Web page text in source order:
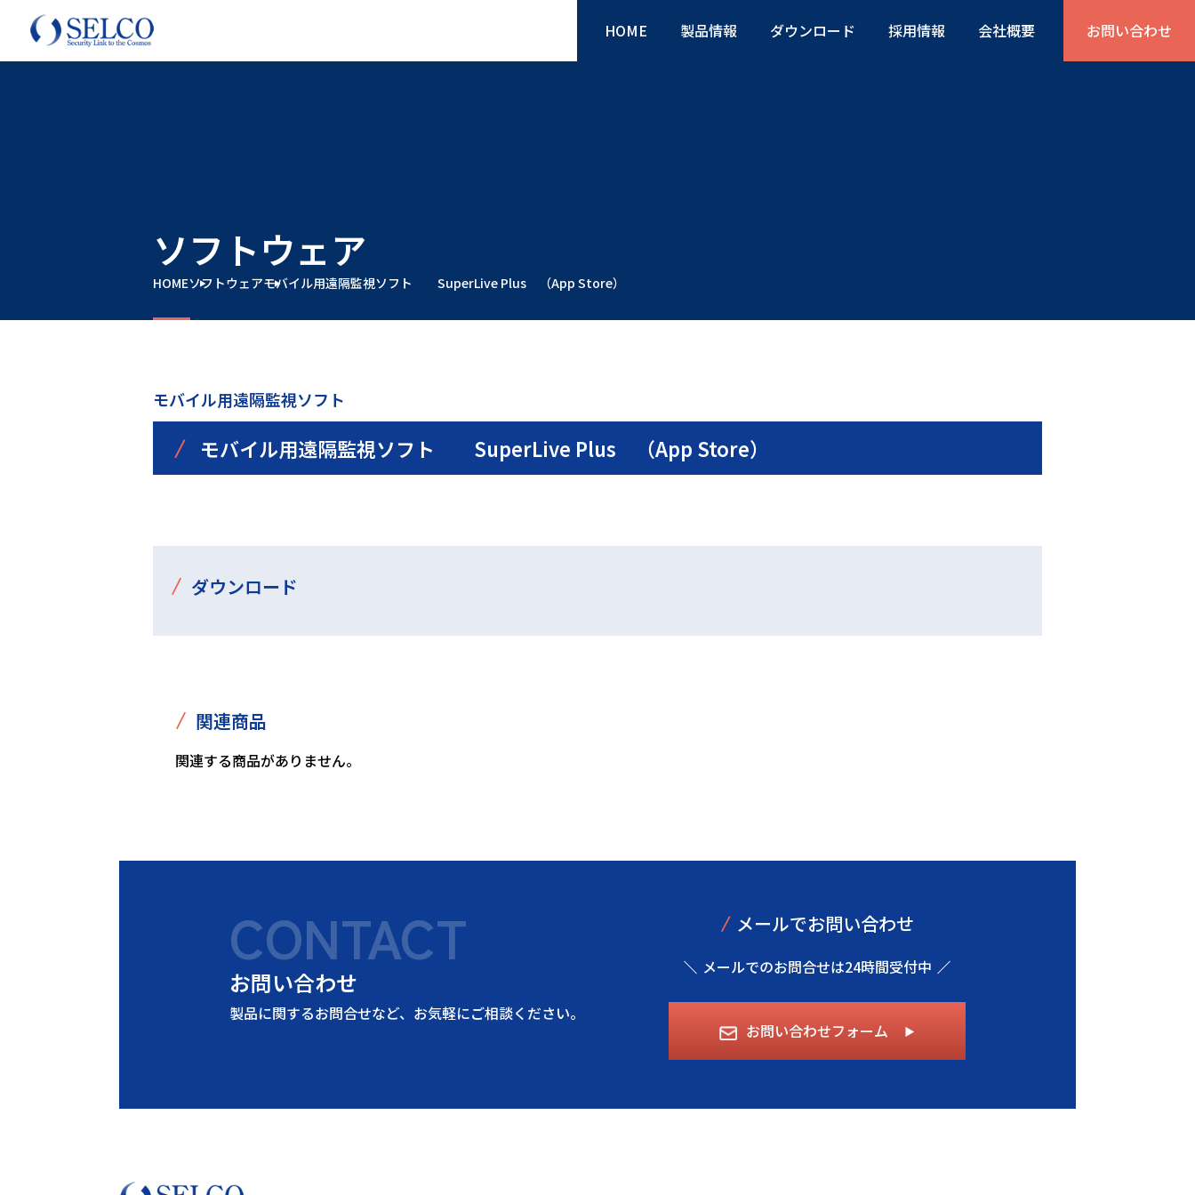
HOME 製品情報 ダウンロード 採用情報 会社概要 お問い合わせ
ソフトウェア
HOMEソフトウェアモバイル用遠隔監視ソフト SuperLive Plus （App Store）
モバイル用遠隔監視ソフト
/ モバイル用遠隔監視ソフト SuperLive Plus （App Store）
/ ダウンロード
/ 関連商品
関連する商品がありません。
CONTACT
お問い合わせ
製品に関するお問合せなど、 お気軽にご相談ください。
/ メールでお問い合わせ
メールでのお問合せは24時間受付中
お問い合わせフォーム ▶︎